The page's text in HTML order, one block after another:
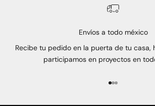
Envíos a todo méxico
Recibe tu pedido en la puerta de tu casa,
participamos en proyectos en
Ir al artículo 1
Ir al artículo 2
Ir al artículo 3